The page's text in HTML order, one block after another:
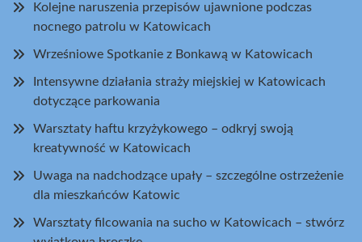
Kolejne naruszenia przepisów ujawnione podczas
nocnego patrolu w Katowicach
Wrześniowe Spotkanie z Bonkawą w Katowicach
Intensywne działania straży miejskiej w Katowicach
dotyczące parkowania
Warsztaty haftu krzyżykowego – odkryj swoją
kreatywność w Katowicach
Uwaga na nadchodzące upały – szczególne ostrzeżenie
dla mieszkańców Katowic
Warsztaty filcowania na sucho w Katowicach – stwórz